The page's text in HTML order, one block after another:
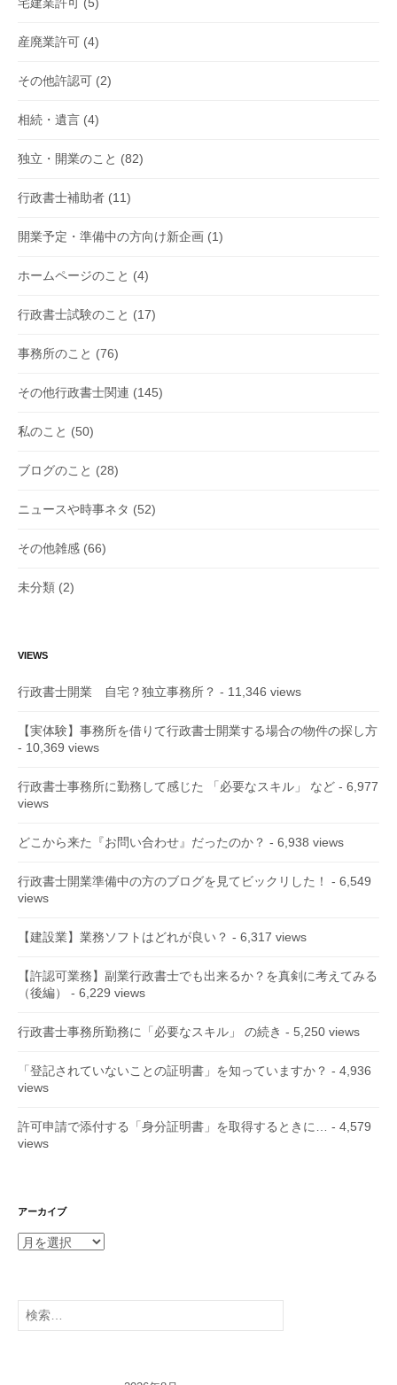
産廃業許可 (4)
その他許認可 (2)
相続・遺言 (4)
独立・開業のこと (82)
行政書士補助者 (11)
開業予定・準備中の方向け新企画 (1)
ホームページのこと (4)
行政書士試験のこと (17)
事務所のこと (76)
その他行政書士関連 (145)
私のこと (50)
ブログのこと (28)
ニュースや時事ネタ (52)
その他雑感 (66)
未分類 (2)
VIEWS
行政書士開業 自宅？独立事務所？ - 11,346 views
【実体験】事務所を借りて行政書士開業する場合の物件の探し方
- 10,369 views
行政書士事務所に勤務して感じた 「必要なスキル」 など - 6,977
views
どこから来た『お問い合わせ』だったのか？ - 6,938 views
行政書士開業準備中の方のブログを見てビックリした！
- 6,549
views
【建設業】業務ソフトはどれが良い？ - 6,317 views
【許認可業務】副業行政書士でも出来るか？を真剣に考えてみる
（後編）
- 6,229 views
行政書士事務所勤務に「必要なスキル」 の続き - 5,250 views
「登記されていないことの証明書」を知っていますか？ - 4,936
views
許可申請で添付する「身分証明書」を取得するときに…
- 4,579
views
アーカイブ
ア
イ
ブ
検
索: